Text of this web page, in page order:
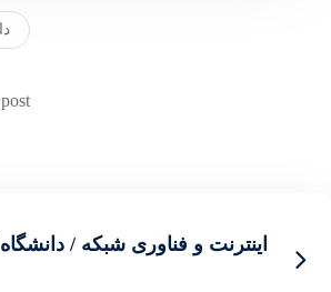
/ دانشگاه آیوان سارای